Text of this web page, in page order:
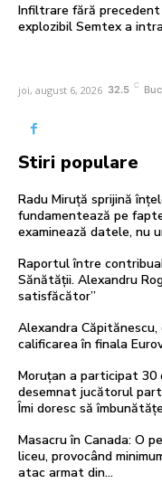
Infiltrare fără
explozibil Semtex a
joi, august 6, 2026 32.5 C
Stiri populare
Radu Miruță sprijină
fundamentează pe
examinează datele, nu
Raportul între
Sănătății. Alexandru
satisfăcător”
Alexandra
calificarea în finala
Moruțan a participat 30
desemnat jucătorul
Îmi doresc să
Masacru în Canada: O
liceu, provocând
atac armat din...